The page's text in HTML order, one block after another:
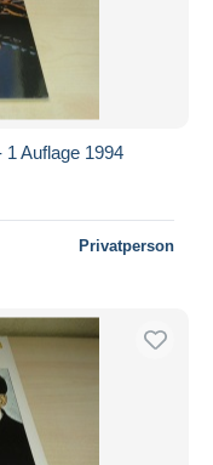
Auflage 1994
Privatperson